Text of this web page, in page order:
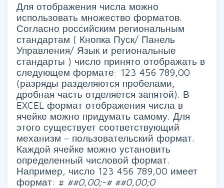
Для отображения числа можно
использовать множество форматов.
Согласно российским региональным
стандартам ( Кнопка Пуск/ Панель
Управления/ Язык и региональные
стандарты ) число принято отображать в
следующем формате: 123 456 789,00
(разряды разделяются пробелами,
дробная часть отделяется запятой). В
EXCEL формат отображения числа в
ячейке можно придумать самому. Для
этого существует соответствующий
механизм – пользовательский формат.
Каждой ячейке можно установить
определенный числовой формат.
Например, число 123 456 789,00 имеет
формат: # ##0,00;-# ##0,00;0